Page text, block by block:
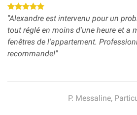
"Alexandre est intervenu pour un
tout réglé en moins d'une heure et a
fenêtres de l'appartement.
recommande!"
P. Messaline,